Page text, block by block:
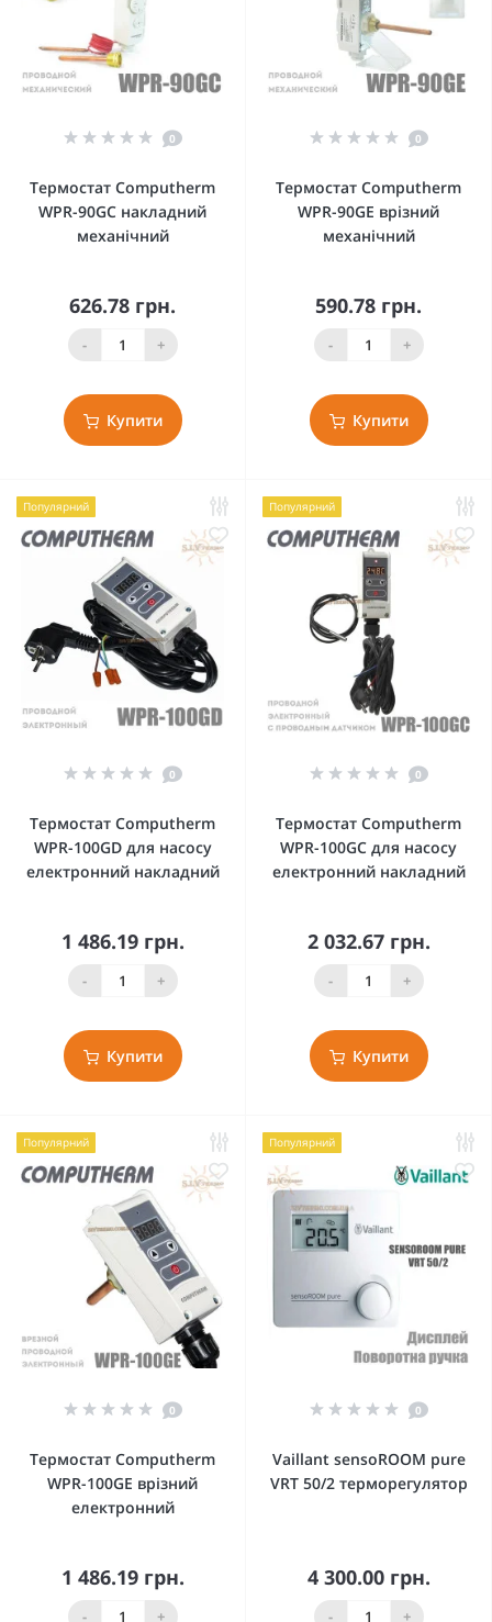
0
Термостат Computherm
WPR-90GC накладний
механічний
626.78 грн.
- +
Купити
0
Термостат Computherm
WPR-90GE врізний
механічний
590.78 грн.
- +
Купити
Популярний
0
Термостат Computherm
WPR-100GD для насосу
електронний накладний
1 486.19 грн.
- +
Купити
Популярний
0
Термостат Computherm
WPR-100GC для насосу
електронний накладний
2 032.67 грн.
- +
Купити
Популярний
0
Термостат Computherm
WPR-100GE врізний
електронний
1 486.19 грн.
- +
Популярний
0
Vaillant sensoROOM pure
VRT 50/2 терморегулятор
4 300.00 грн.
- +